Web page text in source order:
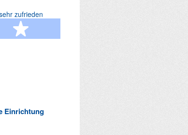
zufrieden
5 Sterne
Einrichtung